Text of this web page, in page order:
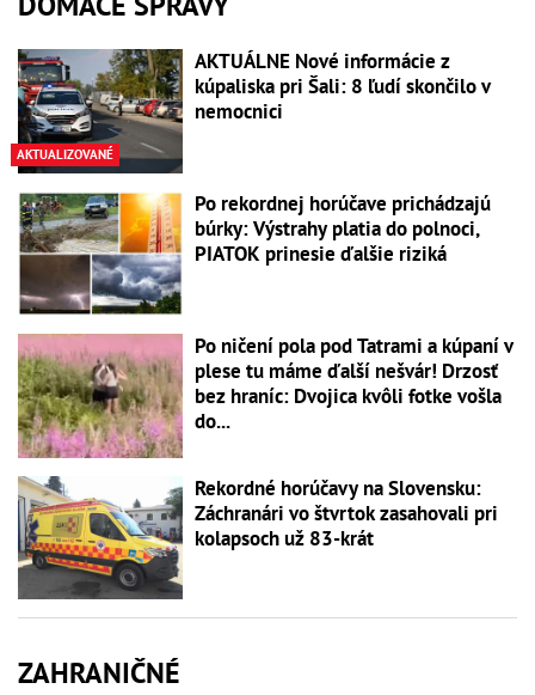
AKTUALIZOVANÉ
AKTUÁLNE Nové informácie z
kúpaliska pri Šali: 8 ľudí skončilo v
nemocnici
Po rekordnej horúčave prichádzajú
búrky: Výstrahy platia do polnoci,
PIATOK prinesie ďalšie riziká
Po ničení pola pod Tatrami a kúpaní v
plese tu máme ďalší nešvár! Drzosť
bez hraníc: Dvojica kvôli fotke vošla
do...
Rekordné horúčavy na Slovensku:
Záchranári vo štvrtok zasahovali pri
kolapsoch už 83-krát
ZAHRANIČNÉ